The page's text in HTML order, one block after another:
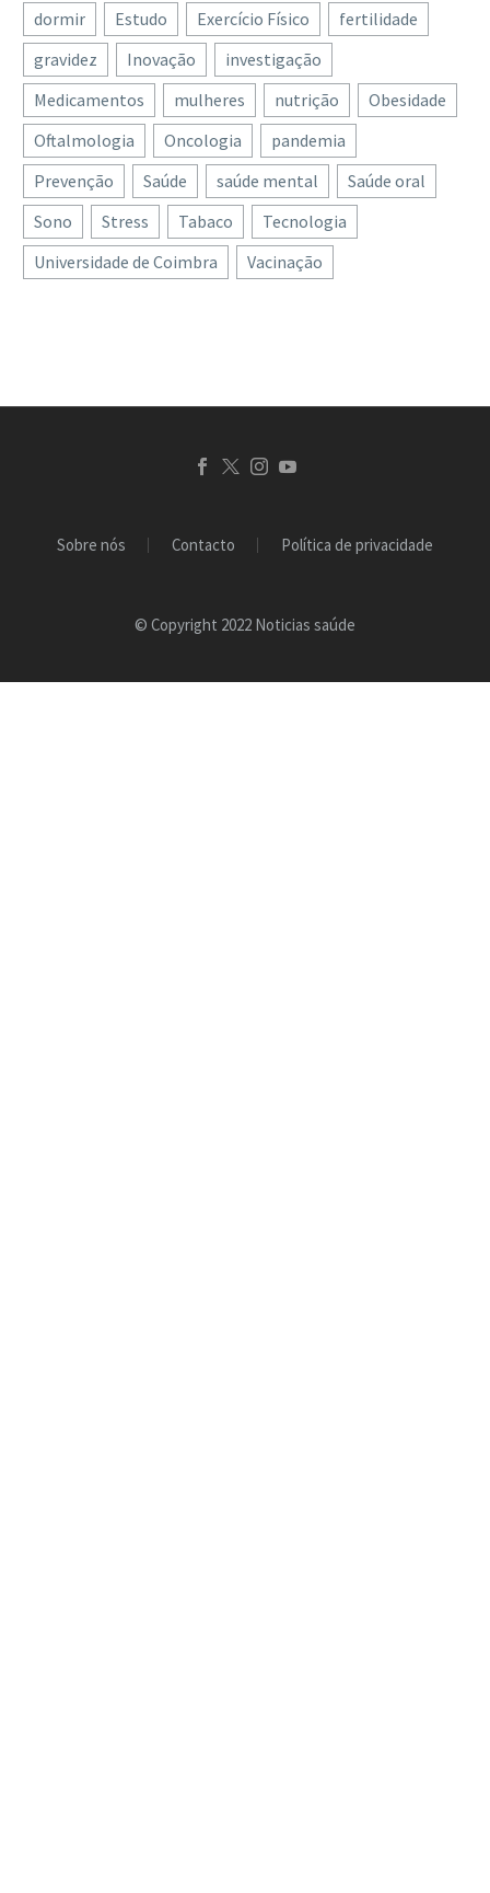
dormir Estudo Exercício Físico
fertilidade
gravidez
Inovação
investigação
Medicamentos
mulheres nutrição
Obesidade
Oftalmologia
Oncologia
pandemia
Prevenção
Saúde saúde mental
Saúde oral
Sono
Stress Tabaco
Tecnologia
Universidade de Coimbra
Vacinação
Sobre nós Contacto Política de privacidade
© Copyright 2022 Noticias saúde